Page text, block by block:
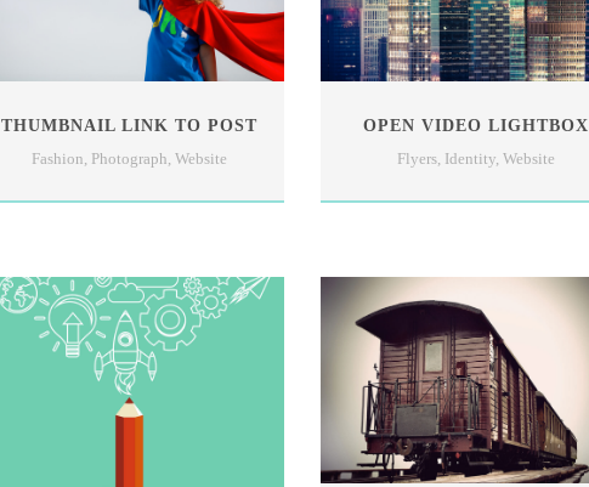
THUMBNAIL LINK TO POST
Fashion, Photograph, Website
OPEN VIDEO LIGHTBOX
Flyers, Identity, Website